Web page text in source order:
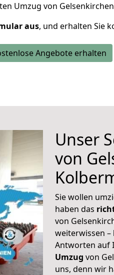
Umzug von
aus, und erhalten Sie
Angebote erhalten
Unser
von
Sie wollen
haben das
von
weiterwissen –
Antworten auf
Umzug von
uns, denn wir